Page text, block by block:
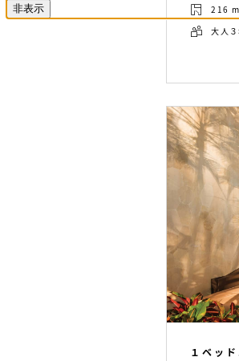
非表示
216
大人
１ベッ